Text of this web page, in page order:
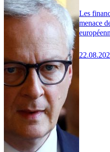
Les
menace